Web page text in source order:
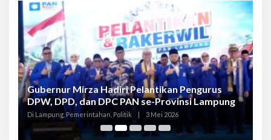
Gubernur Mirza Hadiri Pelantikan Pengurus
DPW, DPD, dan DPC PAN se-Provinsi Lampung
Di Lampung, Pemerintahan, Politik | 3 Mei 2026